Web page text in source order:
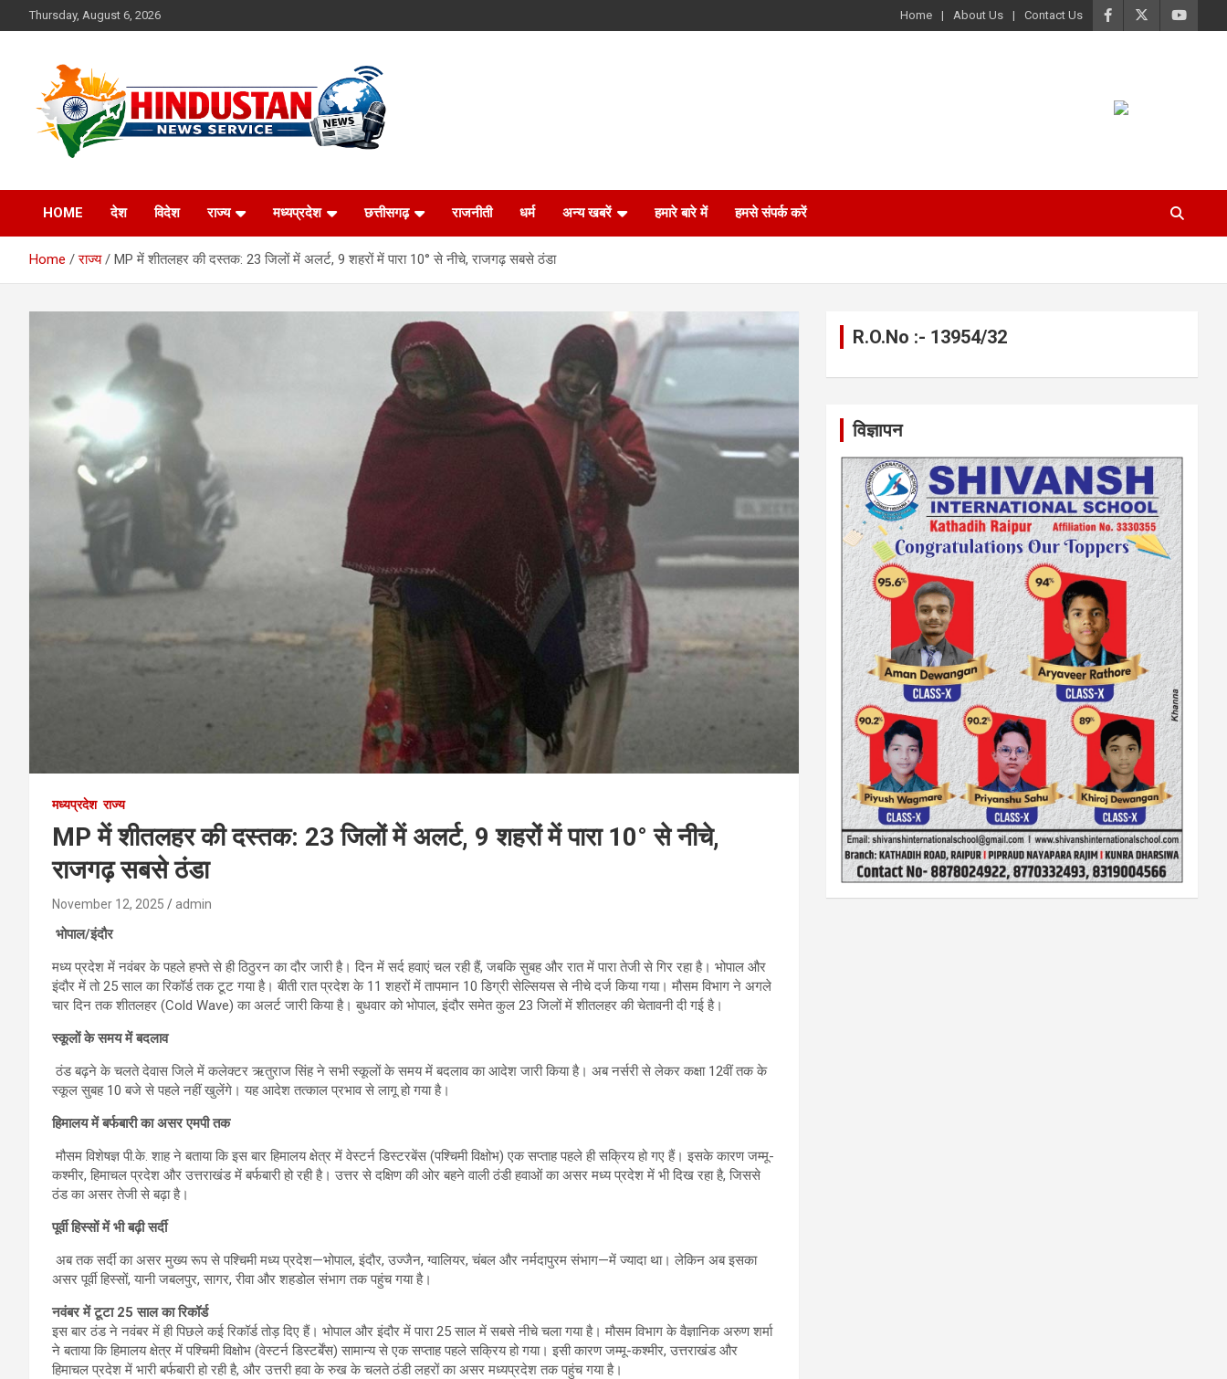
to
Thursday, August 6, 2026 Home About Us Contact Us
Hindustan News
Service
HOME देश विदेश राज्य मध्यप्रदेश छत्तीसगढ़ राजनीती धर्म अन्य खबरें हमारे बारे में हमसे संपर्क करें
Home राज्य MP में शीतलहर की दस्तक: 23 जिलों में अलर्ट, 9 शहरों में पारा 10° से नीचे, राजगढ़ सबसे ठंडा
मध्यप्रदेश राज्य
MP में शीतलहर की दस्तक: 23 जिलों में अलर्ट, 9 शहरों में पारा 10° से नीचे,
राजगढ़ सबसे ठंडा
November 12, 2025 admin
भोपाल/इंदौर
मध्य प्रदेश में नवंबर के पहले हफ्ते से ही ठिठुरन का दौर जारी है। दिन में सर्द हवाएं चल रही हैं, जबकि सुबह और रात में पारा तेजी से गिर रहा है। भोपाल और
इंदौर में तो 25 साल का रिकॉर्ड तक टूट गया है। बीती रात प्रदेश के 11 शहरों में तापमान 10 डिग्री सेल्सियस से नीचे दर्ज किया गया। मौसम विभाग ने अगले
चार दिन तक शीतलहर (Cold Wave) का अलर्ट जारी किया है। बुधवार को भोपाल, इंदौर समेत कुल 23 जिलों में शीतलहर की चेतावनी दी गई है।
स्कूलों के समय में बदलाव
ठंड बढ़ने के चलते देवास जिले में कलेक्टर ऋतुराज सिंह ने सभी स्कूलों के समय में बदलाव का आदेश जारी किया है। अब नर्सरी से लेकर कक्षा 12वीं तक के
स्कूल सुबह 10 बजे से पहले नहीं खुलेंगे। यह आदेश तत्काल प्रभाव से लागू हो गया है।
हिमालय में बर्फबारी का असर एमपी तक
मौसम विशेषज्ञ पी.के. शाह ने बताया कि इस बार हिमालय क्षेत्र में वेस्टर्न डिस्टरबेंस (पश्चिमी विक्षोभ) एक सप्ताह पहले ही सक्रिय हो गए हैं। इसके कारण जम्मू-
कश्मीर, हिमाचल प्रदेश और उत्तराखंड में बर्फबारी हो रही है। उत्तर से दक्षिण की ओर बहने वाली ठंडी हवाओं का असर मध्य प्रदेश में भी दिख रहा है, जिससे
ठंड का असर तेजी से बढ़ा है।
पूर्वी हिस्सों में भी बढ़ी सर्दी
अब तक सर्दी का असर मुख्य रूप से पश्चिमी मध्य प्रदेश—भोपाल, इंदौर, उज्जैन, ग्वालियर, चंबल और नर्मदापुरम संभाग—में ज्यादा था। लेकिन अब इसका
असर पूर्वी हिस्सों, यानी जबलपुर, सागर, रीवा और शहडोल संभाग तक पहुंच गया है।
नवंबर में टूटा 25 साल का रिकॉर्ड
इस बार ठंड ने नवंबर में ही पिछले कई रिकॉर्ड तोड़ दिए हैं। भोपाल और इंदौर में पारा 25 साल में सबसे नीचे चला गया है। मौसम विभाग के वैज्ञानिक अरुण शर्मा
ने बताया कि हिमालय क्षेत्र में पश्चिमी विक्षोभ (वेस्टर्न डिस्टर्बेंस) सामान्य से एक सप्ताह पहले सक्रिय हो गया। इसी कारण जम्मू-कश्मीर, उत्तराखंड और
हिमाचल प्रदेश में भारी बर्फबारी हो रही है, और उत्तरी हवा के रुख के चलते ठंडी लहरों का असर मध्यप्रदेश तक पहुंच गया है।
R.O.No :- 13954/32
विज्ञापन